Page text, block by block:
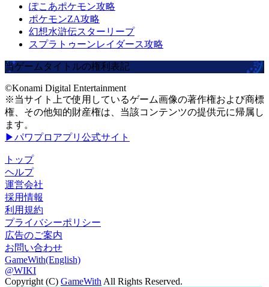
ぽこあポケモン攻略
ポケモンZA攻略
幻想水滸伝スターリープ
スプラトゥーンレイダース攻略
当ゲームタイトルの権利表記
©Konami Digital Entertainment
※当サイト上で使用しているゲーム画像の著作権および商標
権、その他知的財産権は、当該コンテンツの提供元に帰属し
ます。
▶パワプロアプリ公式サイト
トップ
ヘルプ
運営会社
採用情報
利用規約
プライバシーポリシー
広告のご案内
お問い合わせ
GameWith(English)
@WIKI
Copyright (C) GameWith All Rights Reserved.